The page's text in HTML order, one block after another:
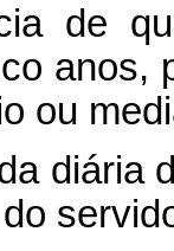
de
anos,
ou
diária